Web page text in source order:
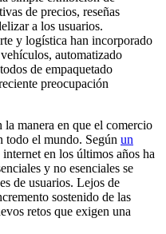
de precios, reseñas
a los usuarios.
y logística han incorporado
automatizado
de empaquetado
preocupación
la manera en que el comercio
todo el mundo. Según un
en los últimos años ha
y no esenciales se
de usuarios. Lejos de
sostenido de las
retos que exigen una